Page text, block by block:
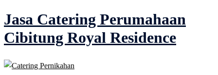
Jasa Catering Perumahaan
Cibitung Royal Residence